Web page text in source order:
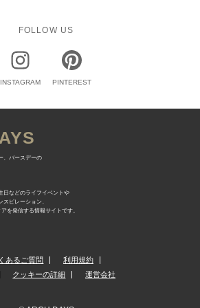
FOLLOW US
INSTAGRAM PINTEREST
、バースデーの
日などのライフイベントや
ピレーション、
を発信する情報サイトです。
あるご質問
利用規約
クッキーの詳細 運営会社